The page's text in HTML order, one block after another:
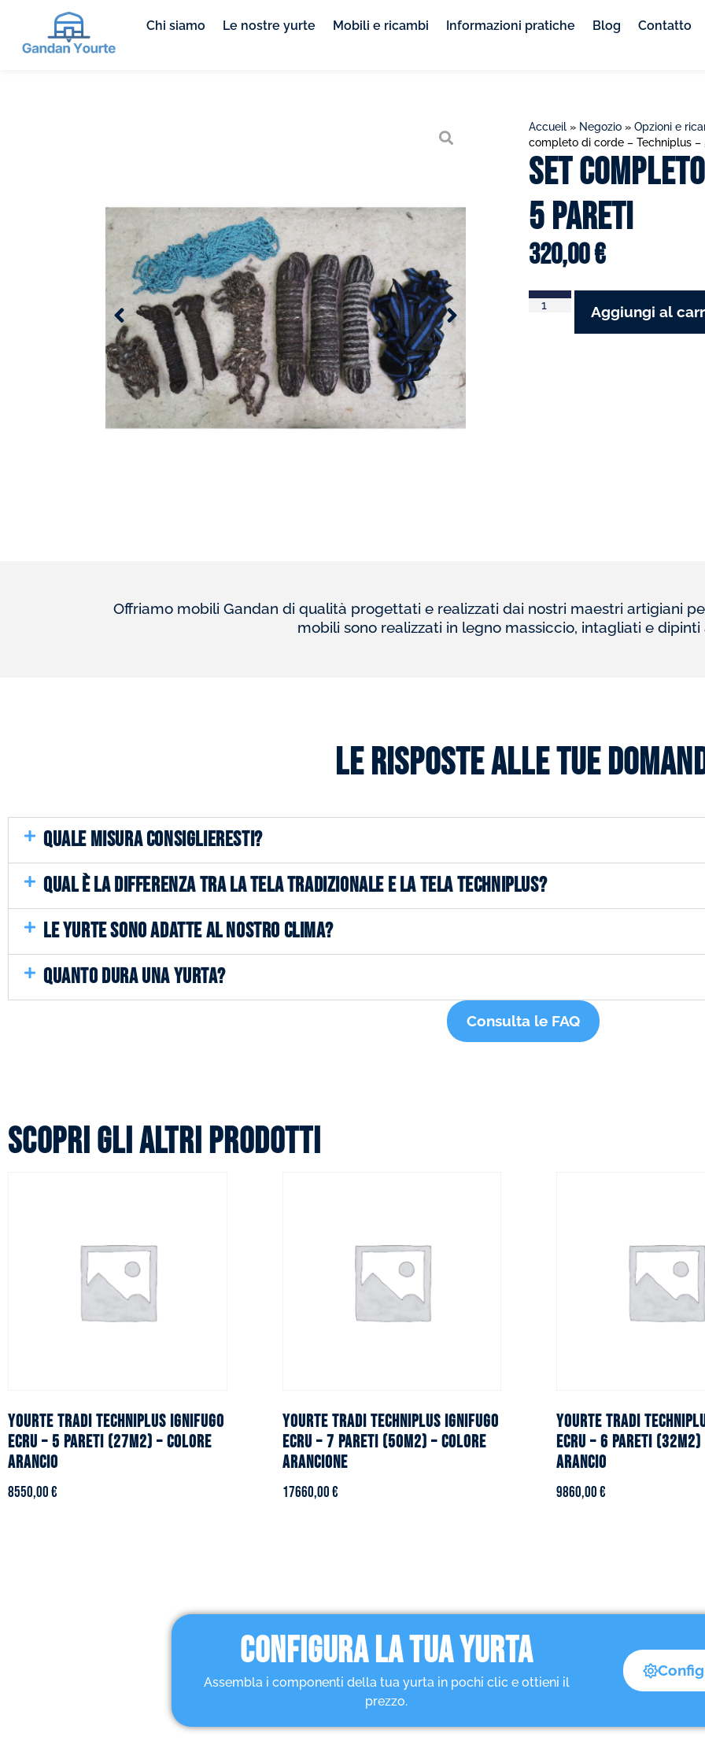
Chi siamo Le nostre yurte Mobili e ricambi Informazioni pratiche Blog Contatto
Accueil » Negozio » Opzioni e
completo di corde – Techniplus –
Set
5 pareti
320,00€
Aggiungi al
Offriamo mobili Gandan di qualità progettati e realizzati dai nostri maestri artigiani
mobili sono realizzati in legno massiccio, intagliati e dipinti
Le risposte alle tue
QUALE MISURA CONSIGLIERESTI?
QUAL È LA DIFFERENZA TRA LA TELA TRADIZIONALE E LA TELA TECHNIPLUS?
LE YURTE SONO ADATTE AL NOSTRO CLIMA?
QUANTO DURA UNA YURTA?
Consulta le FAQ
Scopri gli altri prodotti
YOURTE TRADI TECHNIPLUS ignifugo
ecru – 5 pareti (27m2) – Colore
arancio
8550,00€
YOURTE TRADI TECHNIPLUS ignifugo
ecru – 7 pareti (50m2) – Colore
arancione
17660,00€
YOURTE TRADI
ecru – 6 pareti
arancio
9860,00€
CONFIGURA LA TUA YURTA
Assembla i componenti della tua yurta in pochi clic e ottieni il
prezzo.